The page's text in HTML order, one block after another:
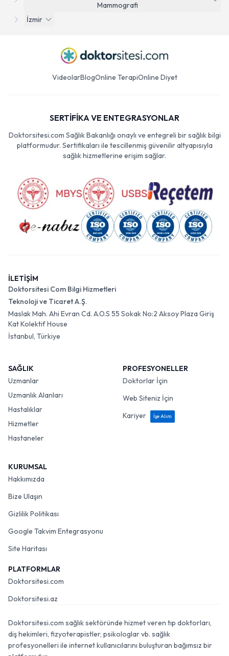
Mammografi
İzmir
VideolarBlogOnline TerapiOnline Diyet
SERTİFİKA VE ENTEGRASYONLAR
Doktorsitesi.com Sağlık Bakanlığı onaylı ve entegreli bir sağlık bilgi
platformudur. Sertifikaları ile tescillenmiş güvenilir altyapısıyla
sağlık hizmetlerine erişim sağlar.
İLETİŞİM
Doktorsitesi Com Bilgi Hizmetleri
Teknoloji ve Ticaret A.Ş.
Maslak Mah. Ahi Evran Cd. A.O.S 55 Sokak No:2 Aksoy Plaza Giriş
Kat Kolektif House
İstanbul, Türkiye
SAĞLIK
Uzmanlar
Uzmanlık Alanları
Hastalıklar
Hizmetler
Hastaneler
PROFESYONELLER
Doktorlar İçin
Web Siteniz İçin
Kariyer
İşe Alım
KURUMSAL
Hakkımızda
Bize Ulaşın
Gizlilik Politikası
Google Takvim Entegrasyonu
Site Haritası
PLATFORMLAR
Doktorsitesi.com
Doktorsitesi.az
Doktorsitesi.com sağlık sektöründe hizmet veren tıp doktorları,
diş hekimleri, fizyoterapistler, psikologlar vb. sağlık
profesyonelleri ile internet kullanıcılarını buluşturan bağımsız bir